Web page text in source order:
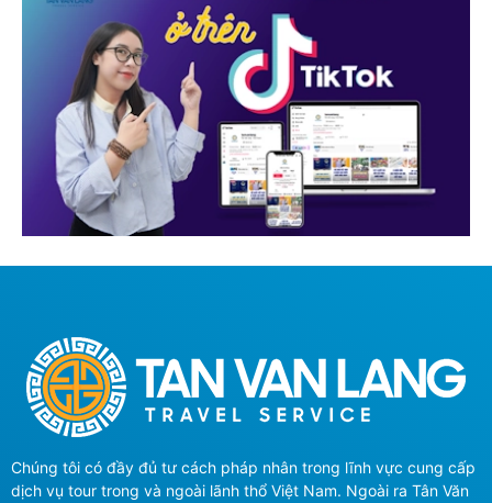
Chúng tôi có đầy đủ tư cách pháp nhân trong lĩnh vực cung cấp
dịch vụ tour trong và ngoài lãnh thổ Việt Nam. Ngoài ra Tân Văn